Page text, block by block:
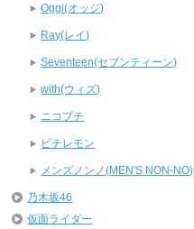
Oggi(オッジ)
Ray(レイ)
Seventeen(セブンティーン)
with(ウィズ)
ニコプチ
ピチレモン
メンズノンノ(MEN'S NON-NO)
乃木坂46
仮面ライダー